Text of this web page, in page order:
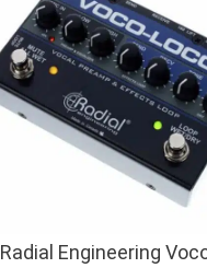
Radial Engineering